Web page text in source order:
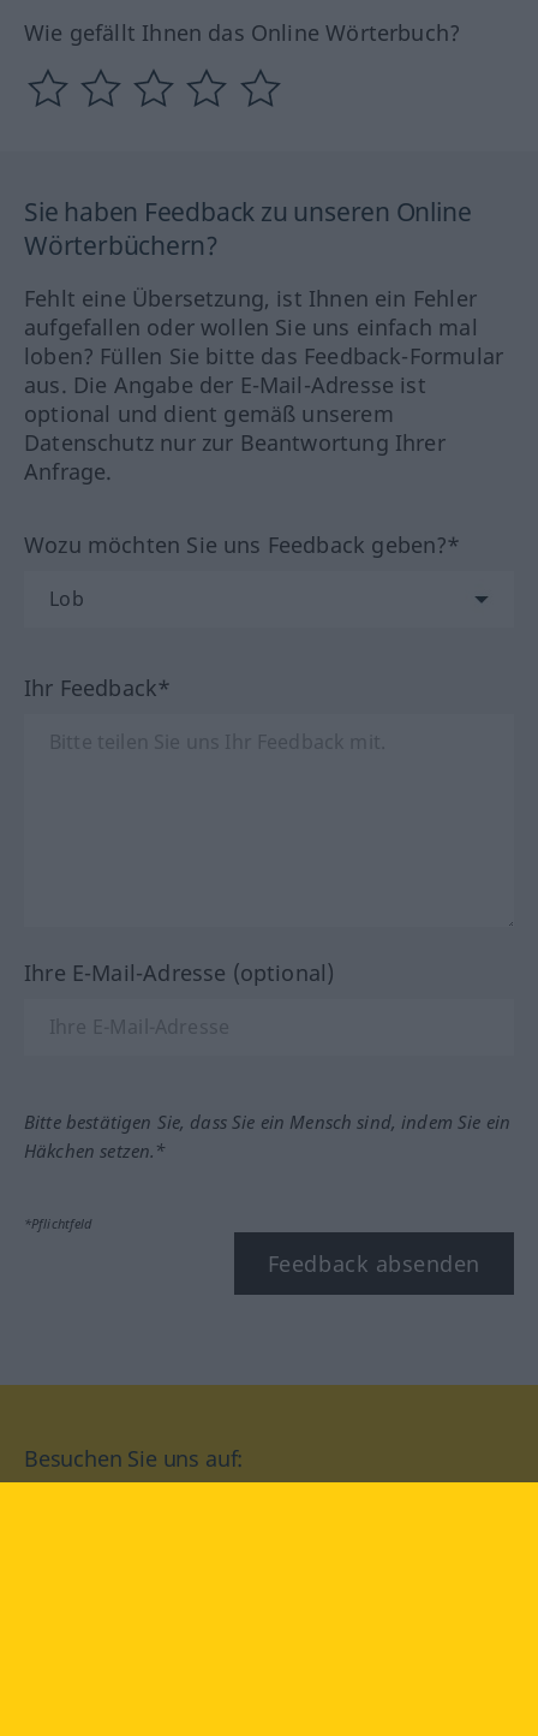
Wie gefällt Ihnen das Online Wörterbuch?
Sie haben Feedback zu unseren Online
Wörterbüchern?
Fehlt eine Übersetzung, ist Ihnen ein Fehler
aufgefallen oder wollen Sie uns einfach mal
loben? Füllen Sie bitte das Feedback-Formular
aus. Die Angabe der E-Mail-Adresse ist
optional und dient gemäß unserem
Datenschutz nur zur Beantwortung Ihrer
Anfrage.
Wozu möchten Sie uns Feedback geben?*
Ihr Feedback*
Ihre E-Mail-Adresse (optional)
Bitte bestätigen Sie, dass Sie ein Mensch sind, indem Sie ein
Häkchen setzen.*
*Pflichtfeld
Feedback absenden
Besuchen Sie uns auf: